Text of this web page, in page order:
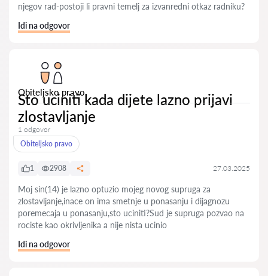
njegov rad-postoji li pravni temelj za izvanredni otkaz radniku?
Idi na odgovor
Obiteljsko pravo
Sto uciniti kada dijete lazno prijavi
zlostavljanje
1 odgovor
Obiteljsko pravo
1 2908 27.03.2025
Moj sin(14) je lazno optuzio mojeg novog supruga za
zlostavljanje,inace on ima smetnje u ponasanju i dijagnozu
poremecaja u ponasanju,sto uciniti?Sud je supruga pozvao na
rociste kao okrivljenika a nije nista ucinio
Idi na odgovor